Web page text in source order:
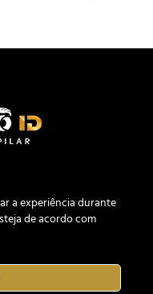
Marketing Digital
nossa
Política de
a experiência durante
de acordo com